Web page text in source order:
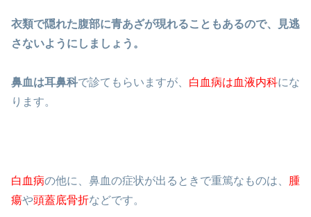
衣類で隠れた腹部に青あざが現れることもあるので、見逃
さないようにしましょう。
鼻血は耳鼻科で診てもらいますが、 白血病は血液内科にな
ります。
白血病の他に、鼻血の症状が出るときで重篤なものは、 腫
瘍や頭蓋底骨折などです。